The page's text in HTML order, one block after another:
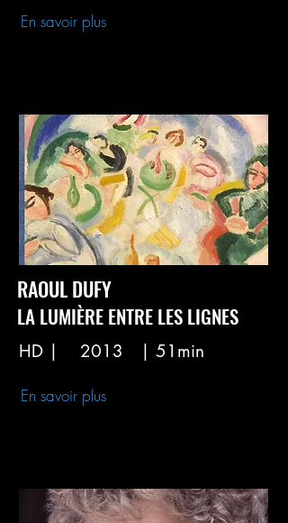
En savoir plus
RAOUL DUFY
LA LUMIÈRE ENTRE LES LIGNES
HD | 2013 | 51min
En savoir plus